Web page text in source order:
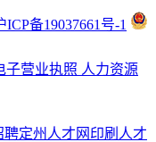
备19037661号-1
子营业执照 人力资源
聘定州人才网 印刷人才